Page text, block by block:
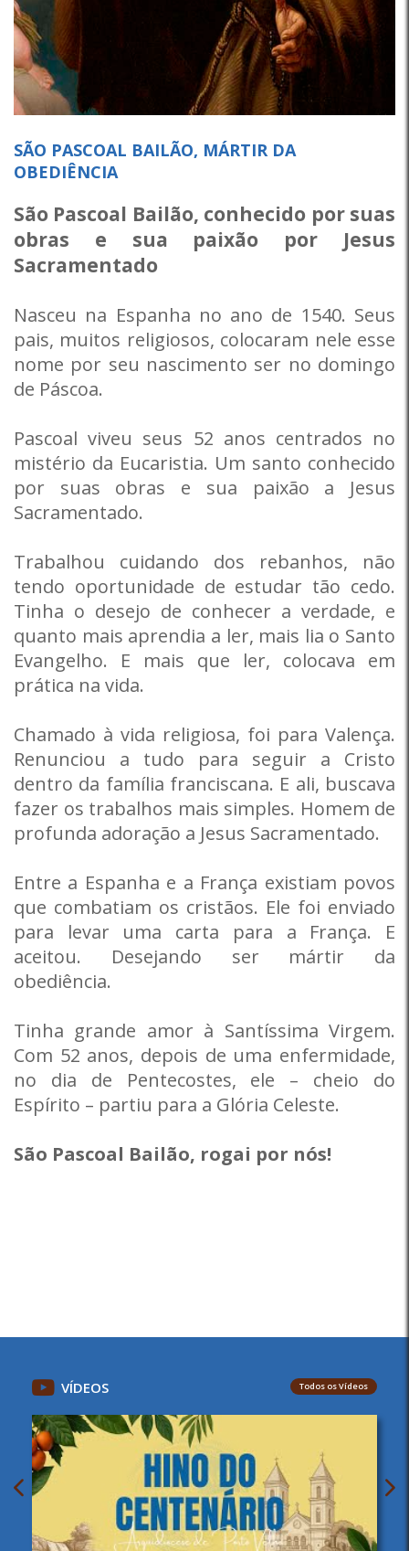
SÃO PASCOAL BAILÃO, MÁRTIR DA
OBEDIÊNCIA
São Pascoal Bailão, conhecido por suas
obras e sua paixão por Jesus
Sacramentado
Nasceu na Espanha no ano de 1540. Seus
pais, muitos religiosos, colocaram nele esse
nome por seu nascimento ser no domingo
de Páscoa.
Pascoal viveu seus 52 anos centrados no
mistério da Eucaristia. Um santo conhecido
por suas obras e sua paixão a Jesus
Sacramentado.
Trabalhou cuidando dos rebanhos, não
tendo oportunidade de estudar tão cedo.
Tinha o desejo de conhecer a verdade, e
quanto mais aprendia a ler, mais lia o Santo
Evangelho. E mais que ler, colocava em
prática na vida.
Chamado à vida religiosa, foi para Valença.
Renunciou a tudo para seguir a Cristo
dentro da família franciscana. E ali, buscava
fazer os trabalhos mais simples. Homem de
profunda adoração a Jesus Sacramentado.
Entre a Espanha e a França existiam povos
que combatiam os cristãos. Ele foi enviado
para levar uma carta para a França. E
aceitou. Desejando ser mártir da
obediência.
Tinha grande amor à Santíssima Virgem.
Com 52 anos, depois de uma enfermidade,
no dia de Pentecostes, ele – cheio do
Espírito – partiu para a Glória Celeste.
São Pascoal Bailão, rogai por nós!
VÍDEOS Todos os Vídeos